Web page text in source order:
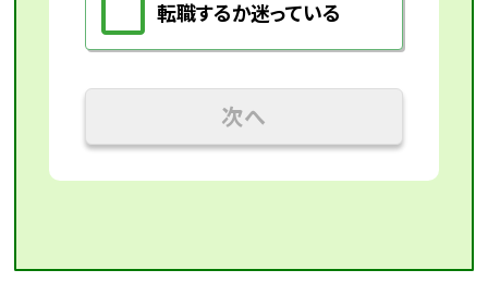
転職するか迷っている
次へ